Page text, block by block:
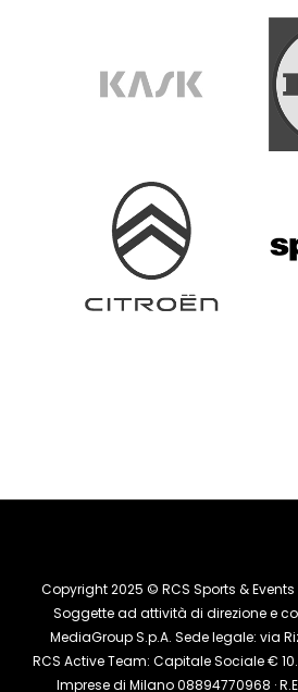
Copyright 2025 © RCS Sports & Events
Soggette ad attività di direzione e
MediaGroup S.p.A. Sede legale: via
RCS Active Team: Capitale Sociale €
Imprese di Milano 08894770968 ·